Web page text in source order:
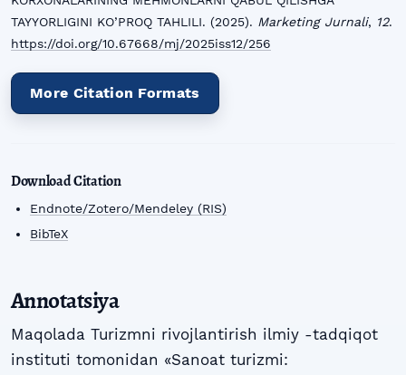
TAYYORLIGINI KO’PROQ TAHLILI. (2025). Marketing Jurnali, 12.
https://doi.org/10.67668/mj/2025iss12/256
More Citation Formats
Download Citation
Endnote/Zotero/Mendeley (RIS)
BibTeX
Annotatsiya
Maqolada Turizmni rivojlantirish ilmiy -tadqiqot
instituti tomonidan «Sanoat turizmi: